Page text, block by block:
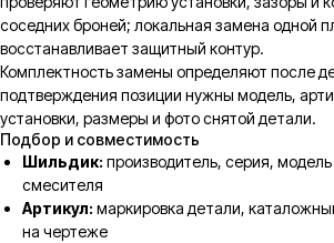
соседних броней; локальная замена одной
восстанавливает защитный контур.
Комплектность замены определяют после
подтверждения позиции нужны модель,
установки, размеры и фото снятой детали.
Подбор и совместимость
Шильдик: производитель, серия, модель
смесителя
Артикул: маркировка детали,
на чертеже